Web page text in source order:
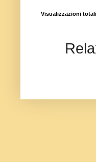
Visualizzazioni totali